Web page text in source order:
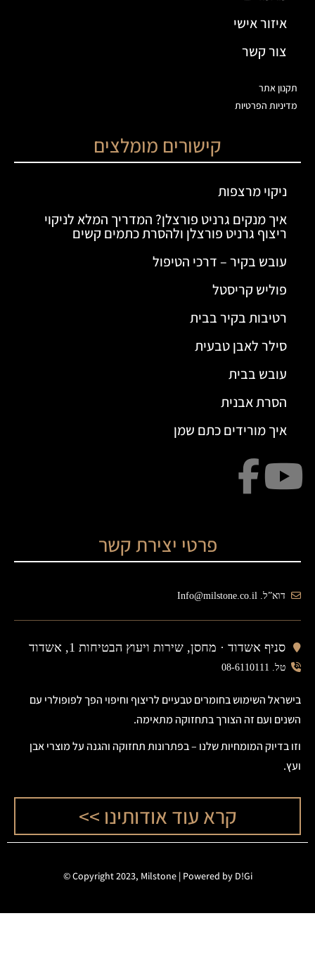
איזור אישי
צור קשר
תקנון אתר
מדיניות הפרטיות
קישורים מומלצים
ניקוי מרצפות
איך מנקים גרניט פורצלן? המדריך המלא לניקוי
ריצוף גרניט פורצלן ולהסרת כתמים קשים
עובש בקיר – דרכי הטיפול
פוליש קריסטל
רטיבות בקיר בבית
סילר לאבן טבעית
עובש בבית
הסרת אבנית
איך מורידים כתם שמן
פרטי יצירת קשר
דוא”ל. Info@milstone.co.il
סניף אשדוד · מחסן, שירות ויעוץ הבטיחות 1, אשדוד
טל. 08-6110111
בישראל השימוש בחומרים טבעיים לריצוף וחיפוי הפך לפופולרי עם
השנים ועם זה הצורך בתחזוקה מתאימה.
וזו בדיוק המומחיות שלנו – בפתרונות תחזוקה והגנה על מוצרי אבן
ועץ.
קרא עוד אודותינו >>
Copyright 2023, Milstone |Powered by D!Gi
©